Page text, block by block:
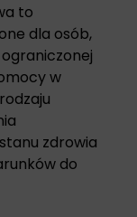
to
dla osób,
w
zdrowia
do